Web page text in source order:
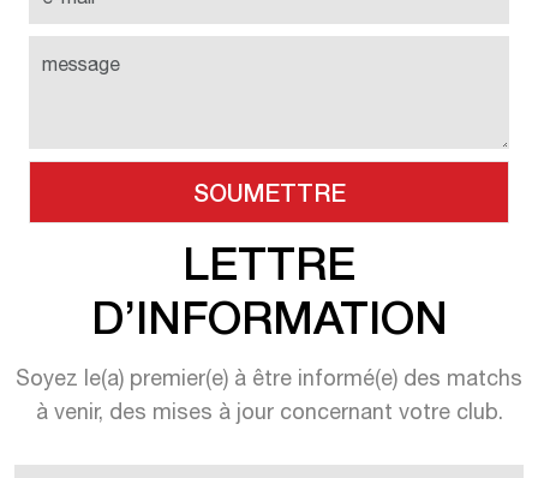
LETTRE
D’INFORMATION
Soyez le(a) premier(e) à être informé(e) des matchs
à venir, des mises à jour concernant votre club.